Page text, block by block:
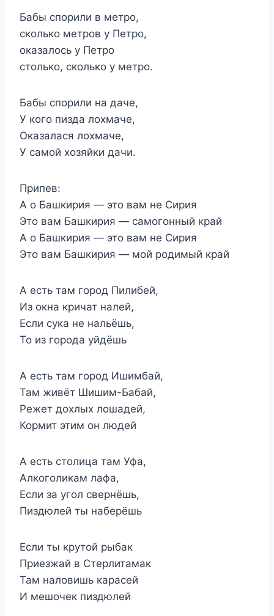
Бабы спорили в метро,
сколько метров у Петро,
оказалось у Петро
столько, сколько у метро.
Бабы спорили на даче,
У кого пизда лохмаче,
Оказалася лохмаче,
У самой хозяйки дачи.
Припев:
А о Башкирия — это вам не Сирия
Это вам Башкирия — самогонный край
А о Башкирия — это вам не Сирия
Это вам Башкирия — мой родимый край
А есть там город Пилибей,
Из окна кричат налей,
Если сука не нальёшь,
То из города уйдёшь
А есть там город Ишимбай,
Там живёт Шишим-Бабай,
Режет дохлых лошадей,
Кормит этим он людей
А есть столица там Уфа,
Алкоголикам лафа,
Если за угол свернёшь,
Пиздюлей ты наберёшь
Если ты крутой рыбак
Приезжай в Стерлитамак
Там наловишь карасей
И мешочек пиздюлей